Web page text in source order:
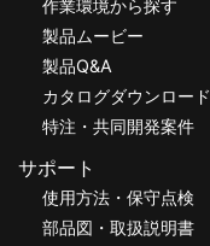
作業環境から探す
製品ムービー
製品Q&A
カタログダウンロード
特注・共同開発案件
サポート
使用方法・保守点検
部品図・取扱説明書